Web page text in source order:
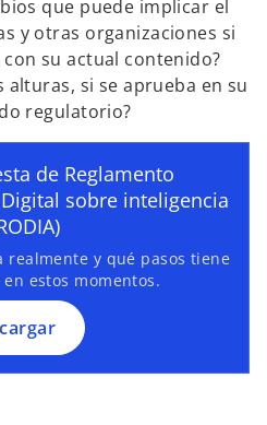
que puede implicar el
y otras organizaciones si
su actual contenido?
alturas, si se aprueba en su
regulatorio?
de Reglamento
sobre inteligencia
realmente y qué pasos tiene
estos momentos.
n
a